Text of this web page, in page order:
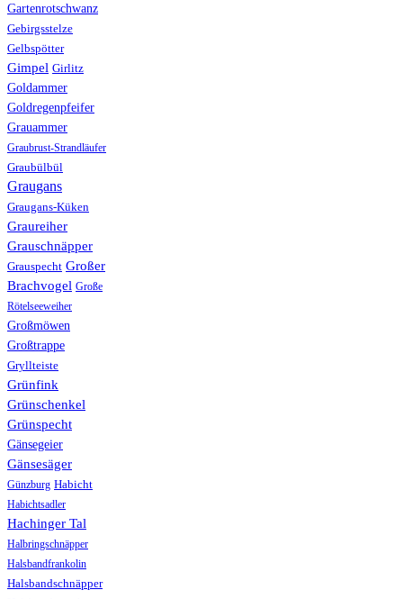
Gartenrotschwanz
Gebirgsstelze
Gelbspötter
Gimpel Girlitz
Goldammer
Goldregenpfeifer
Grauammer
Graubrust-Strandläufer
Graubülbül
Graugans
Graugans-Küken
Graureiher
Grauschnäpper
Grauspecht Großer
Brachvogel Große
Rötelseeweiher
Großmöwen
Großtrappe
Gryllteiste
Grünfink
Grünschenkel
Grünspecht
Gänsegeier
Gänsesäger
Günzburg Habicht
Habichtsadler
Hachinger Tal
Halbringschnäpper
Halsbandfrankolin
Halsbandschnäpper